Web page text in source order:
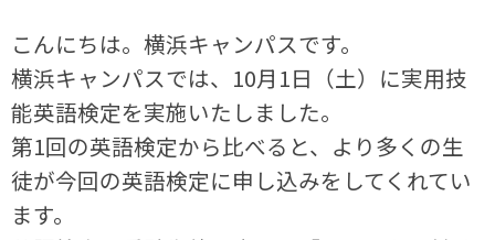
こんにちは。横浜キャンパスです。
横浜キャンパスでは、10月1日（土）に実用技
能英語検定を実施いたしました。
第1回の英語検定から比べると、より多くの生
徒が今回の英語検定に申し込みをしてくれてい
ます。